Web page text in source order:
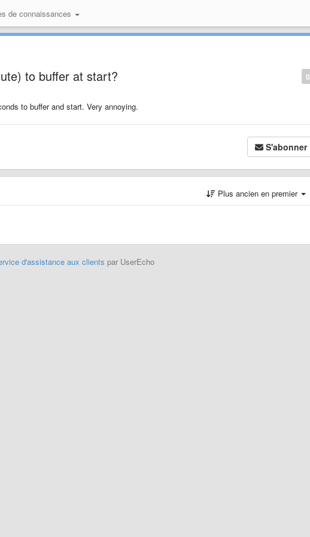
de connaissances
0
to buffer at start?
to buffer and start. Very annoying.
S'abonner
Plus ancien en premier
d'assistance aux clients par UserEcho